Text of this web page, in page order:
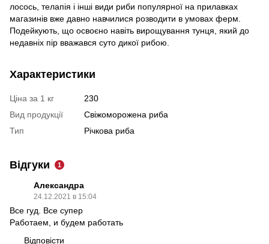
лосось, телапія і інші види риби популярної на прилавках
магазинів вже давно навчилися розводити в умовах ферм.
Подейкують, що освоєно навіть вирощування тунця, який до
недавніх пір вважався суто дикої рибою.
Характеристики
Ціна за 1 кг
230
Вид продукції
Свіжоморожена риба
Тип
Річкова риба
Відгуки 1
Александра
24.12.2021 в 15:04
Все гуд. Все супер
Работаем, и будем работать
Відповісти